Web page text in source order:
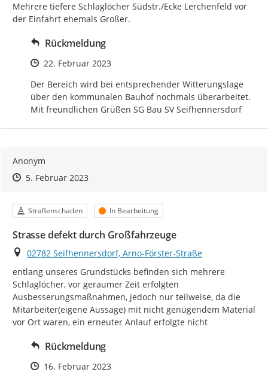
Mehrere tiefere Schlaglöcher Südstr./Ecke Lerchenfeld vor
der Einfahrt ehemals Großer.
Rückmeldung
Zeitpunkt des Erstellens
22. Februar 2023
Der Bereich wird bei entsprechender Witterungslage
über den kommunalen Bauhof nochmals überarbeitet.
Mit freundlichen Grüßen SG Bau SV Seifhennersdorf
Anonym
Zeitpunkt des Erstellens
Zeitpunkt des Erstellens
5. Februar 2023Zur Äußerung
Kategorie
Straßenschaden Status
In Bearbeitung
Strasse defekt durch Großfahrzeuge
Ort
02782 Seifhennersdorf, Arno-Förster-Straße
entlang unseres Grundstücks befinden sich mehrere
Schlaglöcher, vor geraumer Zeit erfolgten
Ausbesserungsmaßnahmen, jedoch nur teilweise, da die
Mitarbeiter(eigene Aussage) mit nicht genügendem Material
vor Ort waren, ein erneuter Anlauf erfolgte nicht
Rückmeldung
Zeitpunkt des Erstellens
16. Februar 2023